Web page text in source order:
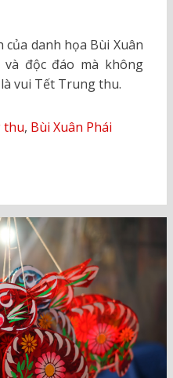
danh họa Bùi Xuân
độc đáo mà không
vui Tết Trung thu.
thu, Bùi Xuân Phái